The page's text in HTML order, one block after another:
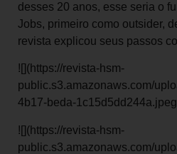
desses 20 anos, esse seria o
Jobs, primeiro como outsider,
revista explicou seus passos
![](https://revista-hsm-
public.s3.amazonaws.com/
4b17-beda-
![](https://revista-hsm-
public.s3.amazonaws.com/